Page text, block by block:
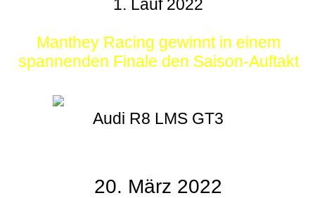
1. Lauf 2022
Manthey Racing gewinnt in einem
spannenden Finale den Saison-Auftakt
Audi R8 LMS GT3
20. März 2022